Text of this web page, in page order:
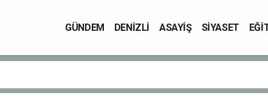
GÜNDEM DENİZLİ ASAYİŞ SİYASET